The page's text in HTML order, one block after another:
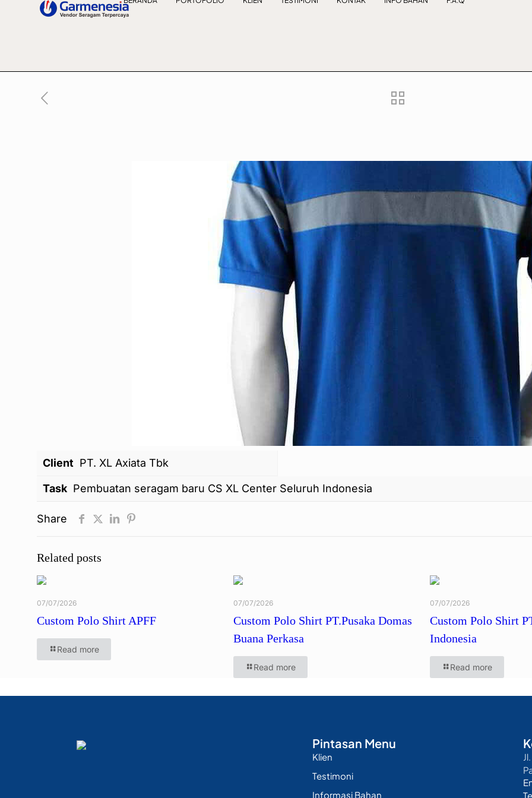
Client PT. XL Axiata Tbk
Task Pembuatan seragam baru CS XL Center Seluruh Indonesia
Share
Related posts
07/07/2026
Custom Polo Shirt APFF
Read more
07/07/2026
Custom Polo Shirt PT.Pusaka Domas
Buana Perkasa
Read more
07/07/2026
Custom Polo Shirt
Indonesia
Read more
Pintasan Menu
Klien
Testimoni
Informasi Bahan